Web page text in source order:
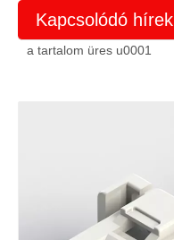
Kapcsolódó hírek
a tartalom üres u0001